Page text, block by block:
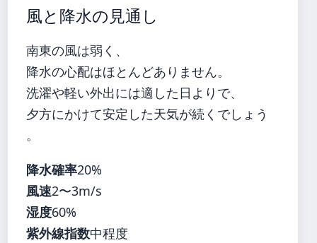
風と降水の見通し
南東の風は弱く、
降水の心配はほとんどありません。
洗濯や軽い外出には適した日よりで、
夕方にかけて安定した天気が続くでしょう
。
降水確率20%
風速2〜3m/s
湿度60%
紫外線指数中程度